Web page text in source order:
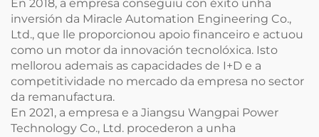
En 2018, a empresa conseguiu con éxito unha
inversión da Miracle Automation Engineering Co.,
Ltd., que lle proporcionou apoio financeiro e actuou
como un motor da innovación tecnolóxica. Isto
mellorou ademais as capacidades de I+D e a
competitividade no mercado da empresa no sector
da remanufactura.
En 2021, a empresa e a Jiangsu Wangpai Power
Technology Co., Ltd. procederon a unha